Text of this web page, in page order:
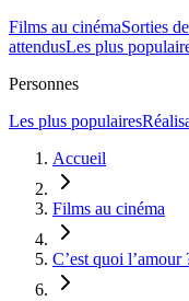
Films au cinémaSorties
attendusLes plus
Personnes
Les plus populaires
Accueil
Films au cinéma
C’est quoi l’amour